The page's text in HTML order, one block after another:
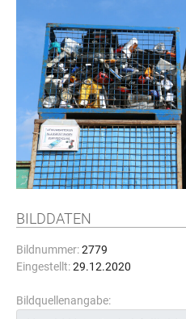
BILDDATEN
Bildnummer:2779
Eingestellt:29.12.2020
Bildquellenangabe: